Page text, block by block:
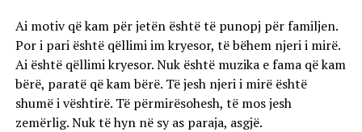
Ai motiv që kam për jetën është të punopj për familjen.
Por i pari është qëllimi im kryesor, të bëhem njeri i mirë.
Ai është qëllimi kryesor. Nuk është muzika e fama që kam
bërë, paratë që kam bërë. Të jesh njeri i mirë është
shumë i vështirë. Të përmirësohesh, të mos jesh
zemërlig. Nuk të hyn në sy as paraja, asgjë.